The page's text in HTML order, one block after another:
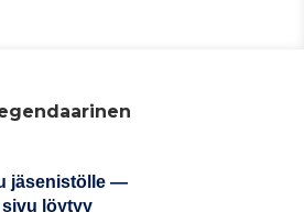
jäsenistölle —
löytyy